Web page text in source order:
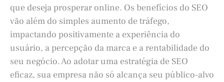
que deseja prosperar online. Os benefícios do SEO
vão além do simples aumento de tráfego,
impactando positivamente a experiência do
usuário, a percepção da marca e a rentabilidade do
seu negócio. Ao adotar uma estratégia de SEO
eficaz, sua empresa não só alcança seu público-alvo